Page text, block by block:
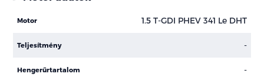
Motor 1.5 T-GDI PHEV 341 Le DHT
Teljesítmény -
Hengerűrtartalom -